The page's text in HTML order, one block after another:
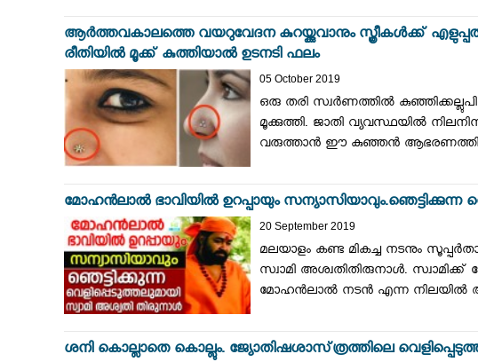
ആര്‍ത്തവകാലത്തെ വയറുവേദന കുറയ്ക്കുവാനും സ്ത്രീകൾക്ക്
രീതിയിൽ മൂക്ക് കുത്തിയാൽ ഉടനടി ഫലം
05 October 2019
ഒരു തരി സ്വര്‍ണത്തില്‍
മൂക്കുത്തി. ജാതി വ്യവസ്ഥയില്‍
വരുത്താന്‍ ഈ കുഞ്ഞന്‍
മോഹൻലാൽ ഭാവിയിൽ ഉറപ്പായും സന്യാസിയാവും.ഞെട്ടിക്കുന്ന
20 September 2019
മലയാളം കണ്ട മികച്ച നടനും
സ്വാമി അശ്വതിതിരുനാൾ.
മോഹൻലാൽ നടൻ എന്ന നിലയിൽ
ശനി കൊല്ലാതെ കൊല്ലും. ജ്യോതിഷശാസ്‌ത്രത്തിലെ